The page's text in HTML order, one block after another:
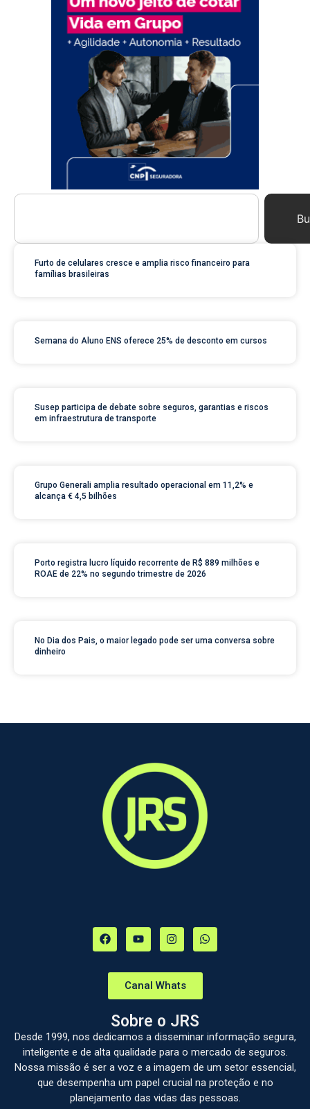
Furto de celulares cresce e amplia risco financeiro para
famílias brasileiras
Semana do Aluno ENS oferece 25% de desconto em cursos
Susep participa de debate sobre seguros, garantias e riscos
em infraestrutura de transporte
Grupo Generali amplia resultado operacional em 11,2% e
alcança € 4,5 bilhões
Porto registra lucro líquido recorrente de R$ 889 milhões e
ROAE de 22% no segundo trimestre de 2026
No Dia dos Pais, o maior legado pode ser uma conversa sobre
dinheiro
Canal Whats
Sobre o JRS
Desde 1999, nos dedicamos a disseminar informação segura,
inteligente e de alta qualidade para o mercado de seguros.
Nossa missão é ser a voz e a imagem de um setor essencial,
que desempenha um papel crucial na proteção e no
planejamento das vidas das pessoas.